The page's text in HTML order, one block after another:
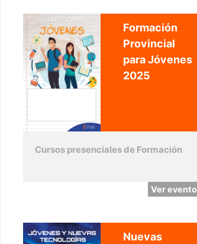
Formación
Provincial
para Jóvenes
2025
Cursos presenciales de Formación
Ver evento
Nuevas